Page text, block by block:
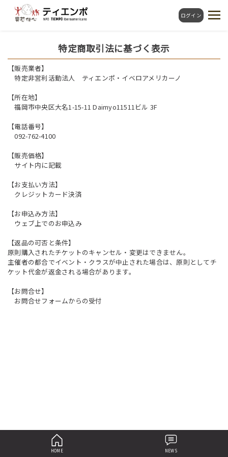
ログイン
特定商取引法に基づく表示
【販売業者】
特定非営利活動法人 ティエンポ・イベロアメリカーノ
【所在地】
福岡市中央区大名1-15-11 Daimyo11511ビル 3F
【電話番号】
092-762-4100
【販売価格】
サイト内に記載
【お支払い方法】
クレジットカード決済
【お申込み方法】
ウェブ上でのお申込み
【返品の可否と条件】
原則購入されたチケットのキャンセル・変更はできません。
主催者の都合でイベント・クラスが中止された場合は、原則としてチ
ケット代金が返金される場合があります。
【お問合せ】
お問合せフォームからの受付
HOME NEWS